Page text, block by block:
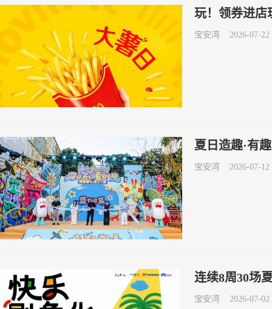
玩！领券进店
宝安湾 2026-07-22
夏日造趣·有
宝安湾 2026-07-12
连续8周30场
宝安湾 2026-07-02